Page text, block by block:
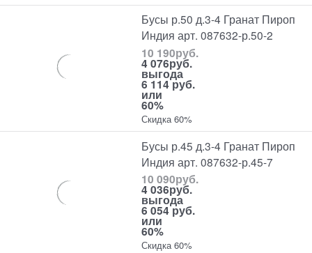
Бусы р.50 д.3-4 Гранат Пироп
Индия арт. 087632-р.50-2
10 190руб.
4 076руб.
выгода
6 114 руб.
или
60%
Скидка 60%
Бусы р.45 д.3-4 Гранат Пироп
Индия арт. 087632-р.45-7
10 090руб.
4 036руб.
выгода
6 054 руб.
или
60%
Скидка 60%